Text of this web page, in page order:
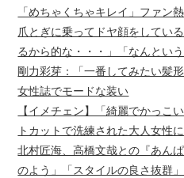
「めちゃくちゃキレイ」ファン
爪とぎに乗ってドヤ顔をしてい
るから的な・・・」「なんという
剛力彩芽：「一番してみたい髪
女性誌でモードな装い
【イメチェン】「綺麗でかっこ
トカットで洗練された大人女性
北村匠海、高橋文哉との『あん
のよう」「スタイルの良さ抜群」